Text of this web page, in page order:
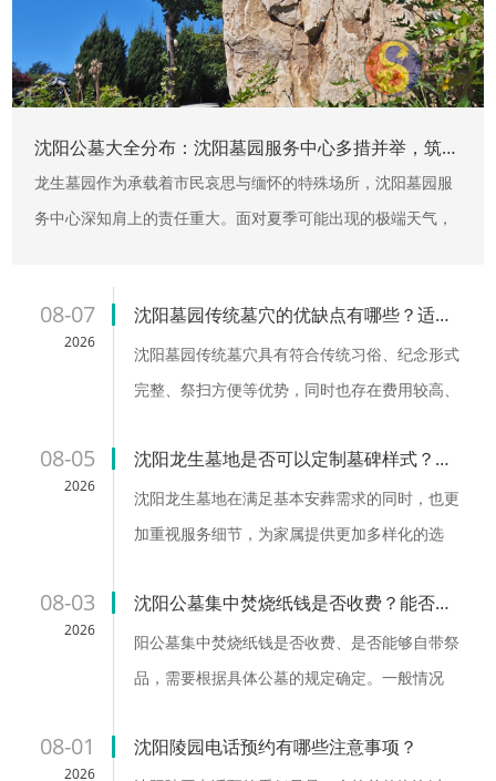
沈阳公墓大全分布：沈阳墓园服务中心多措并举，筑牢夏季极端天气安全防线
龙生墓园作为承载着市民哀思与缅怀的特殊场所，沈阳墓园服
务中心深知肩上的责任重大。面对夏季可能出现的极端天气，
民能够安心、放心。-龙生墓园官网公告完整收录沈阳公墓、墓
地、殡仪馆信息的服务网站，沈阳新开墓园低价惠民公墓，沈
阳十公墓龙生墓园怎么样？沈阳墓园前十位龙生墓地手续齐
全！沈阳龙生人文纪念园全力打造辽宁省十佳墓园，沈阳市高
格表、沈阳墓地价格一览表、沈阳墓地网络价格一览表、沈阳
十佳墓园排行前十名、沈阳公墓排名前十...
08-07
2026
沈阳墓园传统墓穴的优缺点有哪些？适用人群？
沈阳墓园传统墓穴具有符合传统习俗、纪念形式
完整、祭扫方便等优势，同时也存在费用较高、
传统文化、希望保留固定纪念场所、方便后代祭
扫的家庭来说，传统墓穴仍然是一种较为合适的
选择。...
08-05
2026
沈阳龙生墓地是否可以定制墓碑样式？定制流程和注意事项有哪些？
沈阳龙生墓地在满足基本安葬需求的同时，也更
加重视服务细节，为家属提供更加多样化的选
与墓园及制作方充分沟通，从设计、材质到安装
做好整体规划。...
08-03
2026
沈阳公墓集中焚烧纸钱是否收费？能否自带祭品？
阳公墓集中焚烧纸钱是否收费、是否能够自带祭
品，需要根据具体公墓的规定确定。一般情况
方式，保障祭扫活动安全有序。...
08-01
2026
沈阳陵园电话预约有哪些注意事项？